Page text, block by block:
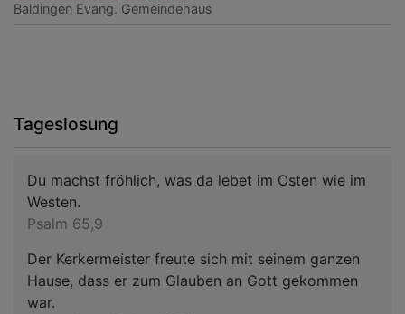
Baldingen Evang. Gemeindehaus
Tageslosung
Du machst fröhlich, was da lebet im Osten wie im
Westen.
Psalm 65,9
Der Kerkermeister freute sich mit seinem ganzen
Hause, dass er zum Glauben an Gott gekommen
war.